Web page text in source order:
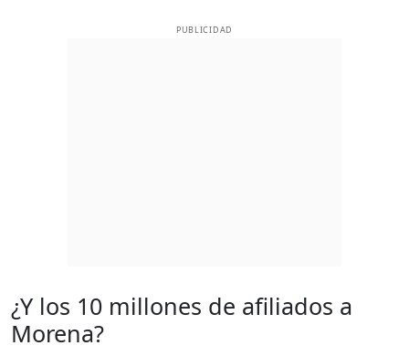
PUBLICIDAD
¿Y los 10 millones de afiliados a
Morena?